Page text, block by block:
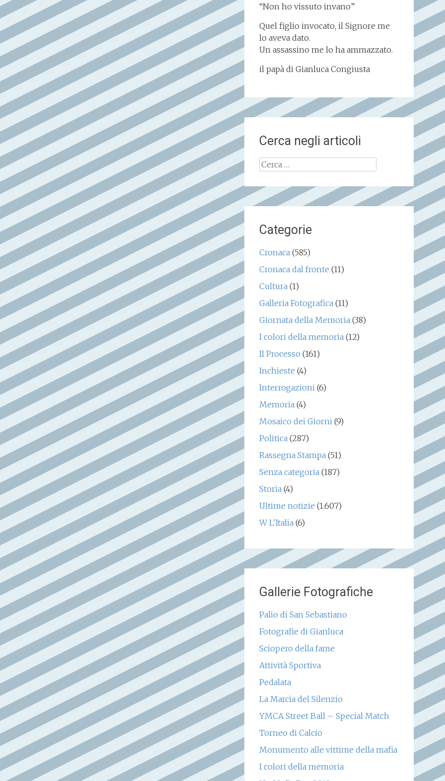
“Non ho vissuto invano”
Quel figlio invocato, il Signore me
lo aveva dato.
Un assassino me lo ha ammazzato.
il papà di Gianluca Congiusta
Cerca negli articoli
Ricerca
Categorie
Cronaca(585)
Cronaca dal fronte (11)
Cultura(1)
Galleria Fotografica(11)
Giornata della Memoria(38)
I colori della memoria(12)
Il Processo (161)
Inchieste (4)
Interrogazioni(6)
Memoria(4)
Mosaico dei Giorni(9)
Politica(287)
Rassegna Stampa(51)
Senza categoria(187)
Storia(4)
Ultime notizie (1.607)
W L'Italia(6)
Gallerie Fotografiche
Palio di San Sebastiano
Fotografie di Gianluca
Sciopero della fame
Attività Sportiva
Pedalata
La Marcia del Silenzio
YMCA Street Ball – Special Match
Torneo di Calcio
Monumento alle vittime della mafia
I colori della memoria